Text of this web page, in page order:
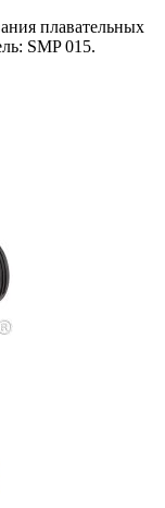
плавательных
SMP 015.